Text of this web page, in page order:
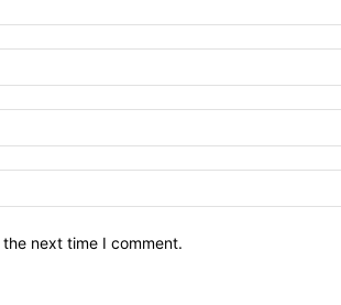
next time I comment.